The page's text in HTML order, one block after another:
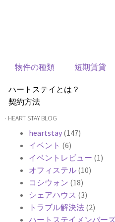
物件の種類 短期賃貸
ハートステイとは？
契約方法
韓国不動産情報
よくある質問
Heartee
· HEART STAY BLOG
heartstay (147)
イベント (6)
イベントレビュー (1)
オフィステル (10)
コシウォン (18)
シェアハウス (3)
トラブル解決法 (2)
ハートステイメンバー